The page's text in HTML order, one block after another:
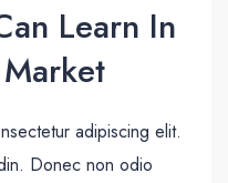
Learn In
adipiscing elit.
Donec non odio